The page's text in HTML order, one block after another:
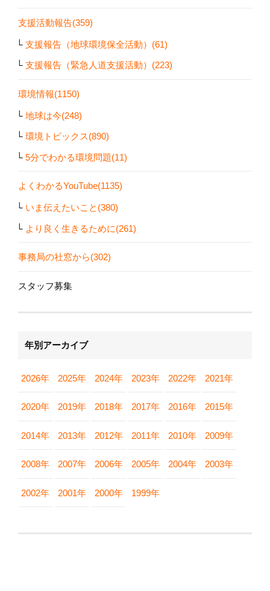
支援活動報告(359)
支援報告（地球環境保全活動）(61)
支援報告（緊急人道支援活動）(223)
環境情報(1150)
地球は今(248)
環境トピックス(890)
5分でわかる環境問題(11)
よくわかるYouTube(1135)
いま伝えたいこと(380)
より良く生きるために(261)
事務局の社窓から(302)
スタッフ募集
年別アーカイブ
2026年 2025年 2024年 2023年 2022年 2021年
2020年 2019年 2018年 2017年 2016年 2015年
2014年 2013年 2012年 2011年 2010年 2009年
2008年 2007年 2006年 2005年 2004年 2003年
2002年 2001年 2000年 1999年